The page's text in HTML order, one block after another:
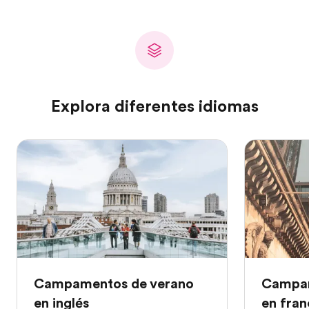
Explora diferentes idiomas
Campamentos de verano
en inglés
en